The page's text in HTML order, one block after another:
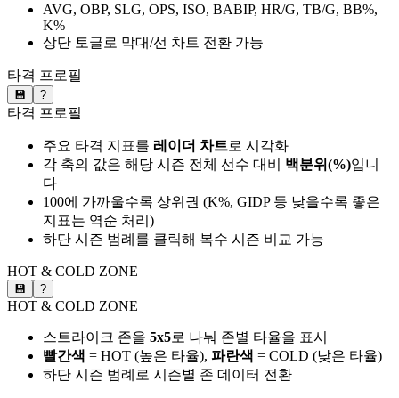
AVG, OBP, SLG, OPS, ISO, BABIP, HR/G, TB/G, BB%,
K%
상단 토글로 막대/선 차트 전환 가능
타격 프로필
💾 ?
타격 프로필
주요 타격 지표를 레이더 차트로 시각화
각 축의 값은 해당 시즌 전체 선수 대비 백분위(%)입니
다
100에 가까울수록 상위권 (K%, GIDP 등 낮을수록 좋은
지표는 역순 처리)
하단 시즌 범례를 클릭해 복수 시즌 비교 가능
HOT & COLD ZONE
💾 ?
HOT & COLD ZONE
스트라이크 존을 5x5로 나눠 존별 타율을 표시
빨간색 = HOT (높은 타율), 파란색 = COLD (낮은 타율)
하단 시즌 범례로 시즌별 존 데이터 전환